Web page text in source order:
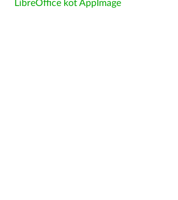
LibreOffice kot AppImage